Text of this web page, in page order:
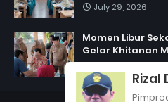
July 29, 2026
Momen Libur
Gelar Khitanan
Rizal